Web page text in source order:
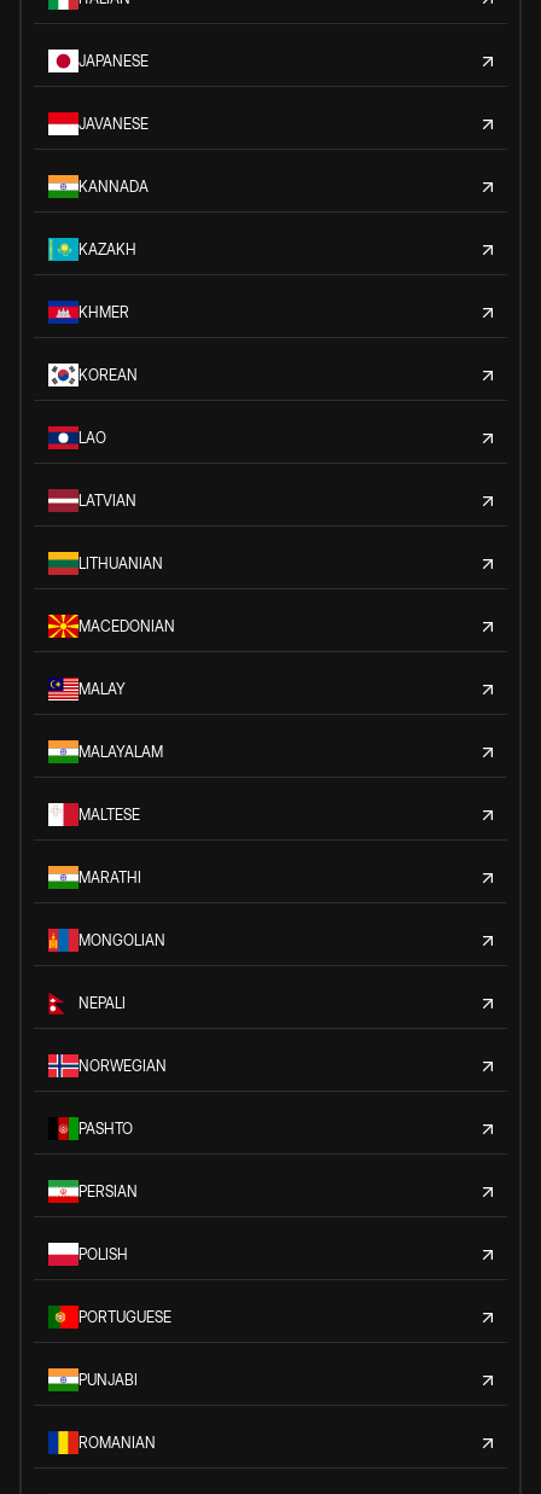
JAPANESE
JAVANESE
KANNADA
KAZAKH
KHMER
KOREAN
LAO
LATVIAN
LITHUANIAN
MACEDONIAN
MALAY
MALAYALAM
MALTESE
MARATHI
MONGOLIAN
NEPALI
NORWEGIAN
PASHTO
PERSIAN
POLISH
PORTUGUESE
PUNJABI
ROMANIAN